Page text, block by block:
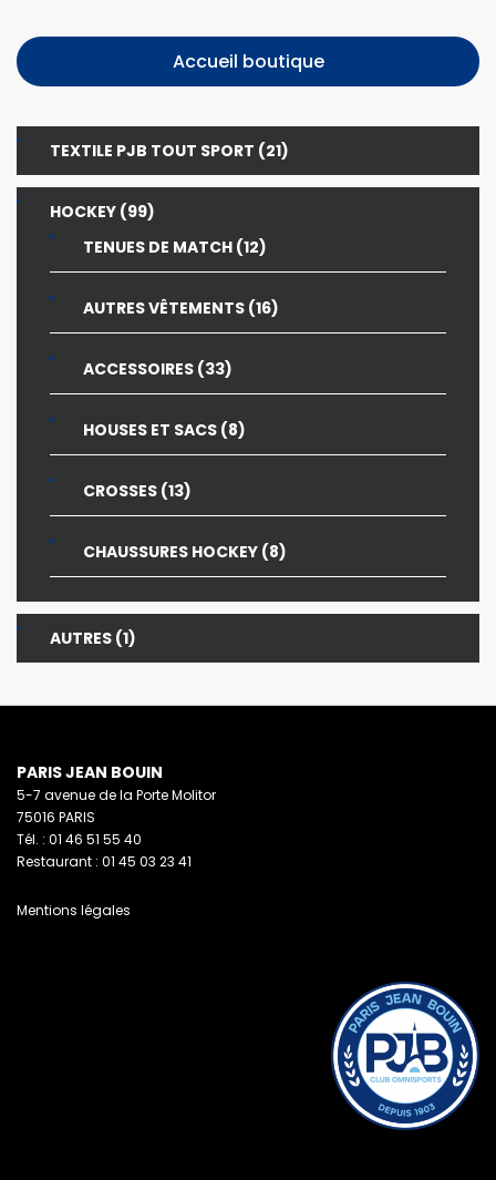
Accueil boutique
TEXTILE PJB TOUT SPORT 2121
PRODUITS
HOCKEY 9999
TENUES DE MATCH 1212
PRODUITS
AUTRES VÊTEMENTS 1616
PRODUITS
ACCESSOIRES 3333
PRODUITS
HOUSES ET SACS 88
PRODUITS
CROSSES 1313
PRODUITS
CHAUSSURES HOCKEY 88
PRODUITS
AUTRES 11
PRODUIT
PARIS JEAN BOUIN
5-7 avenue de la Porte Molitor
75016 PARIS
Tél. : 01 46 51 55 40
Restaurant : 01 45 03 23 41
Mentions légales